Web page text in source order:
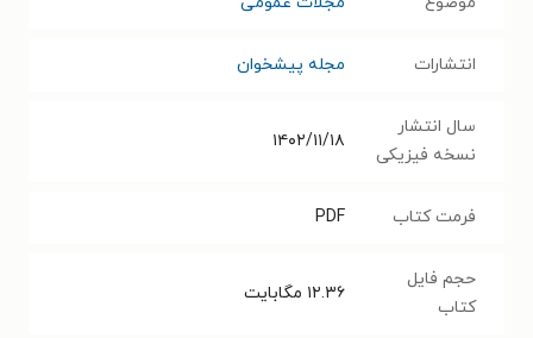
انتشارات مجله پیشخوان
سال انتشار
نسخه فیزیکی
۱۴۰۲/۱۱/۱۸
فرمت کتاب PDF
حجم فایل
کتاب
۱۲.۳۶ مگابایت